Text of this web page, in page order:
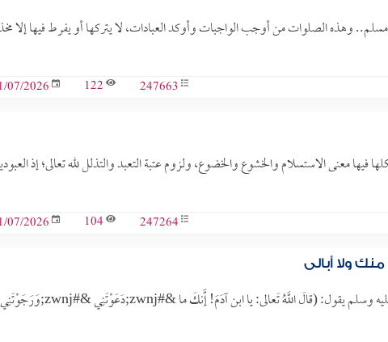
وهذه الصلوات من أوجب الواجبات وأوكد العبادات، لا يتركها أو يفرط فيها إلا
247663
122
07/2026
فيها معنى الاستسلام والخشوع والخضوع، ولزوم عتبة التعبد والتذلل لله تعالى؛ إذ
247264
104
07/2026
ولا أبالي
عن أنسٍ -رضي الله تعالى عنهُ- قال: سمعتُ رسول الله صلى الله عليه وسلم يقول: (قالَ اللَّهُ تَعالى: يا ابن آدَمَ! إَّنكَ ما &#zwnj;دَعَوْتَنِي &#zwnj;وَرَجَوْتَنِي